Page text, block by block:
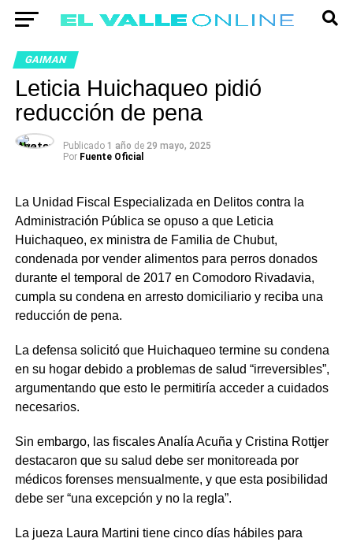
GAIMAN
Leticia Huichaqueo pidió
reducción de pena
Publicado 1 año de 29 mayo, 2025
Por Fuente Oficial
La Unidad Fiscal Especializada en Delitos contra la
Administración Pública se opuso a que Leticia
Huichaqueo, ex ministra de Familia de Chubut,
condenada por vender alimentos para perros donados
durante el temporal de 2017 en Comodoro Rivadavia,
cumpla su condena en arresto domiciliario y reciba una
reducción de pena.
La defensa solicitó que Huichaqueo termine su condena
en su hogar debido a problemas de salud “irreversibles”,
argumentando que esto le permitiría acceder a cuidados
necesarios.
Sin embargo, las fiscales Analía Acuña y Cristina Rottjer
destacaron que su salud debe ser monitoreada por
médicos forenses mensualmente, y que esta posibilidad
debe ser “una excepción y no la regla”.
La jueza Laura Martini tiene cinco días hábiles para